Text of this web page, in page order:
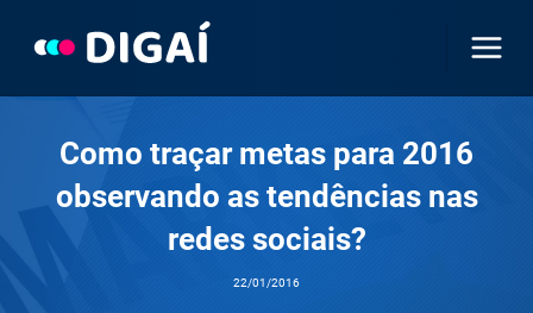
Como traçar metas para 2016
observando as tendências nas
redes sociais?
22/01/2016